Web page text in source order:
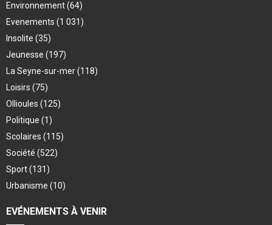
Environnement(64)
Evenements (1 031)
Insolite (35)
Jeunesse (197)
La Seyne-sur-mer(118)
Loisirs (75)
Ollioules (125)
Politique (1)
Scolaires (115)
Société (522)
Sport(131)
Urbanisme (10)
EVÉNEMENTS À VENIR